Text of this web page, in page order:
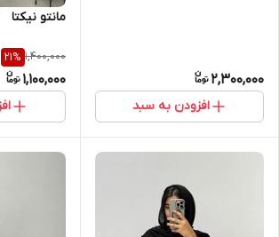
2,300,000
افزودن به سبد
مانتو نیکتا
1,400,000
21%
1,100,000